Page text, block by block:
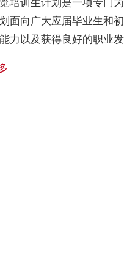
培训生计划是一项专门
面向广大应届毕业生和
力以及获得良好的职业发